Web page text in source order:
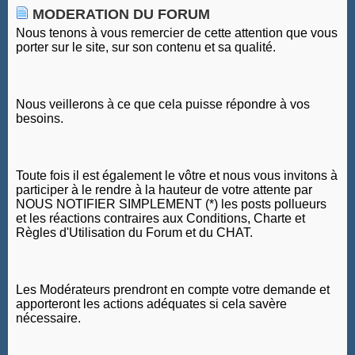
MODERATION DU FORUM
Nous tenons à vous remercier de cette attention que vous
porter sur le site, sur son contenu et sa qualité.
Nous veillerons à ce que cela puisse répondre à vos
besoins.
Toute fois il est également le vôtre et nous vous invitons à
participer à le rendre à la hauteur de votre attente par
NOUS NOTIFIER SIMPLEMENT (*) les posts pollueurs
et les réactions contraires aux Conditions, Charte et
Règles d'Utilisation du Forum et du CHAT.
Les Modérateurs prendront en compte votre demande et
apporteront les actions adéquates si cela savère
nécessaire.